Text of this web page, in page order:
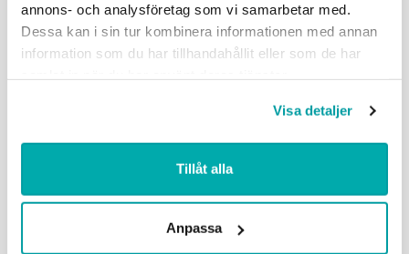
annons- och analysföretag som vi samarbetar med.
Dessa kan i sin tur kombinera informationen med annan
information som du har tillhandahållit eller som de har
Visa detaljer
Tillåt alla
Anpassa
Den etableringsanställde ska under
anställningen få möjlighet att delta i svenska
för invandrare (SFI) och annan kortare
utbildning med bibehållen lön.
Etableringsanställning kan tillämpas under
gällande hur anställningen får avslutas.
Tanken är att etableringsanställningen ska
där den etableringsanställde arbetat.